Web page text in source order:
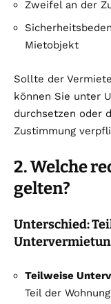
Zweifel an der
Mietobjekt
Sollte der
können Sie unter
durchsetzen oder
Zustimmung
2. Welche
gelten?
Unterschied:
Teilweise
Teil der